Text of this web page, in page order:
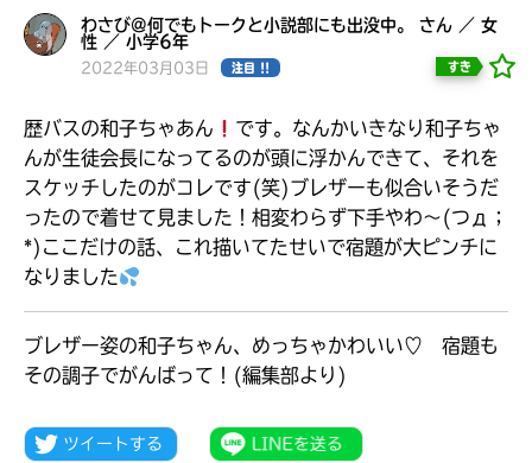
シリーズに
わさび@何でもトークと小説部にも出没中。 さん ／ 女
性 ／ 小学6年
2022年03月03日 注目 !! すき
歴バスの和子ちゃあん
です。なんかいきなり和子ちゃ
んが生徒会長になってるのが頭に浮かんできて、それを
スケッチしたのがコレです(笑)ブレザーも似合いそうだ
ったので着せて見ました！相変わらず下手やわ～(つд；
*)ここだけの話、これ描いてたせいで宿題が大ピンチに
なりました
ブレザー姿の和子ちゃん、めっちゃかわいい♡ 宿題も
その調子でがんばって！(編集部より)